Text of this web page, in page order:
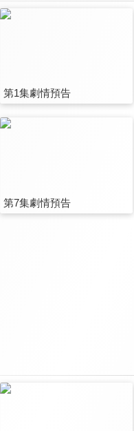
第1集劇情預告
第7集劇情預告